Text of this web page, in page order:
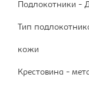
Подлокотники -
Тип
кожи
Крестовина -